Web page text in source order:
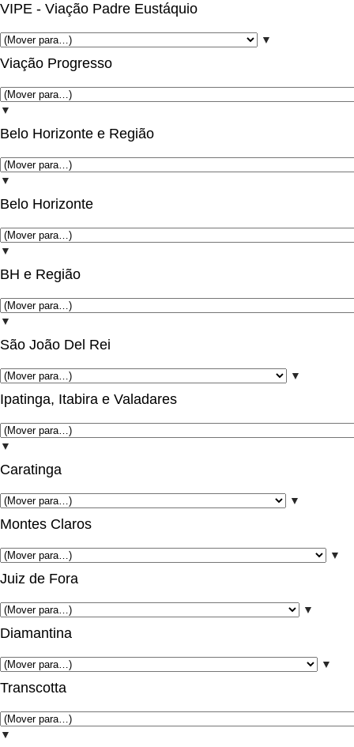
VIPE - Viação Padre Eustáquio
▼
Viação Progresso
▼
Belo Horizonte e Região
▼
Belo Horizonte
▼
BH e Região
▼
São João Del Rei
▼
Ipatinga, Itabira e Valadares
▼
Caratinga
▼
Montes Claros
▼
Juiz de Fora
▼
Diamantina
▼
Transcotta
▼